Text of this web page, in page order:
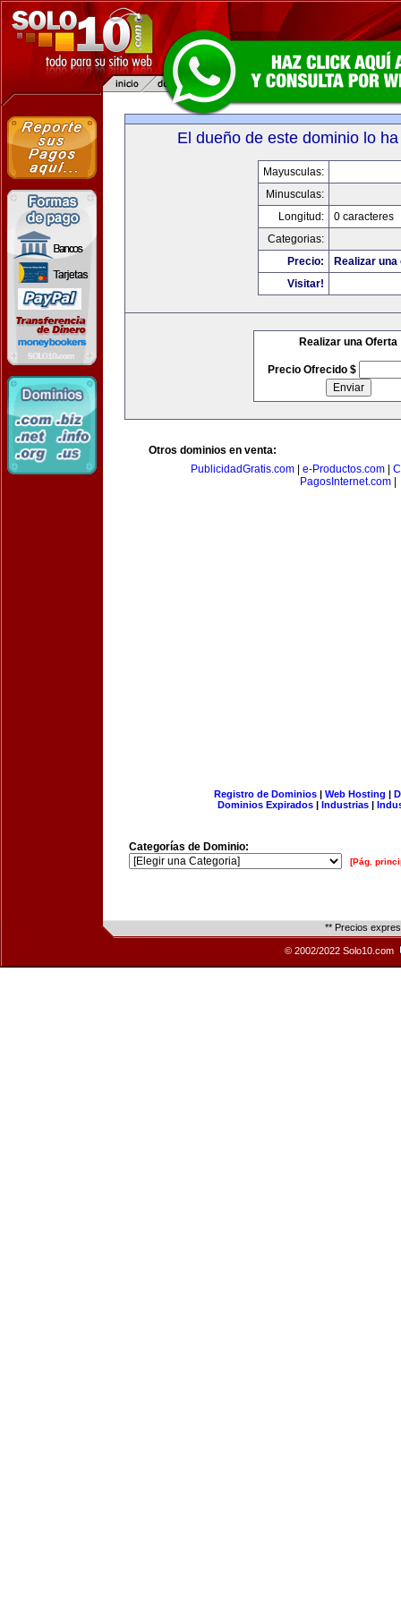
El dueño de este dominio lo
Mayusculas:
Minusculas:
Longitud:
0 caracteres
Categorias:
Precio:
Realizar
Visitar!
Realizar una Oferta
Precio Ofrecido $
Otros dominios en venta:
PublicidadGratis.com
e-Productos.com
PagosInternet.com
Registro de Dominios| Web Hosting |
Dominios Expirados | Industrias |
Categorías de Dominio:
[Pág.
** Precios
© 2002/2022 Solo10.com